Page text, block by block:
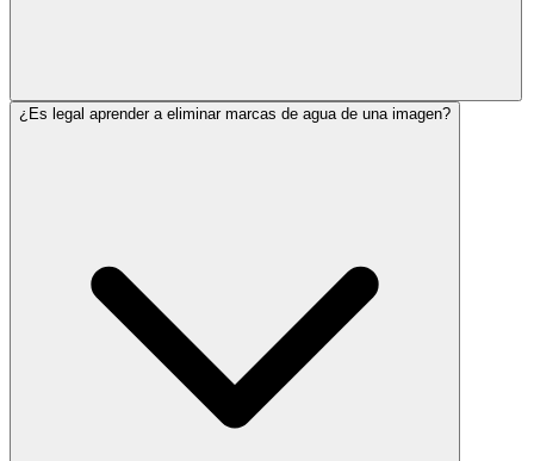
¿Es legal aprender a eliminar marcas de agua de una imagen?